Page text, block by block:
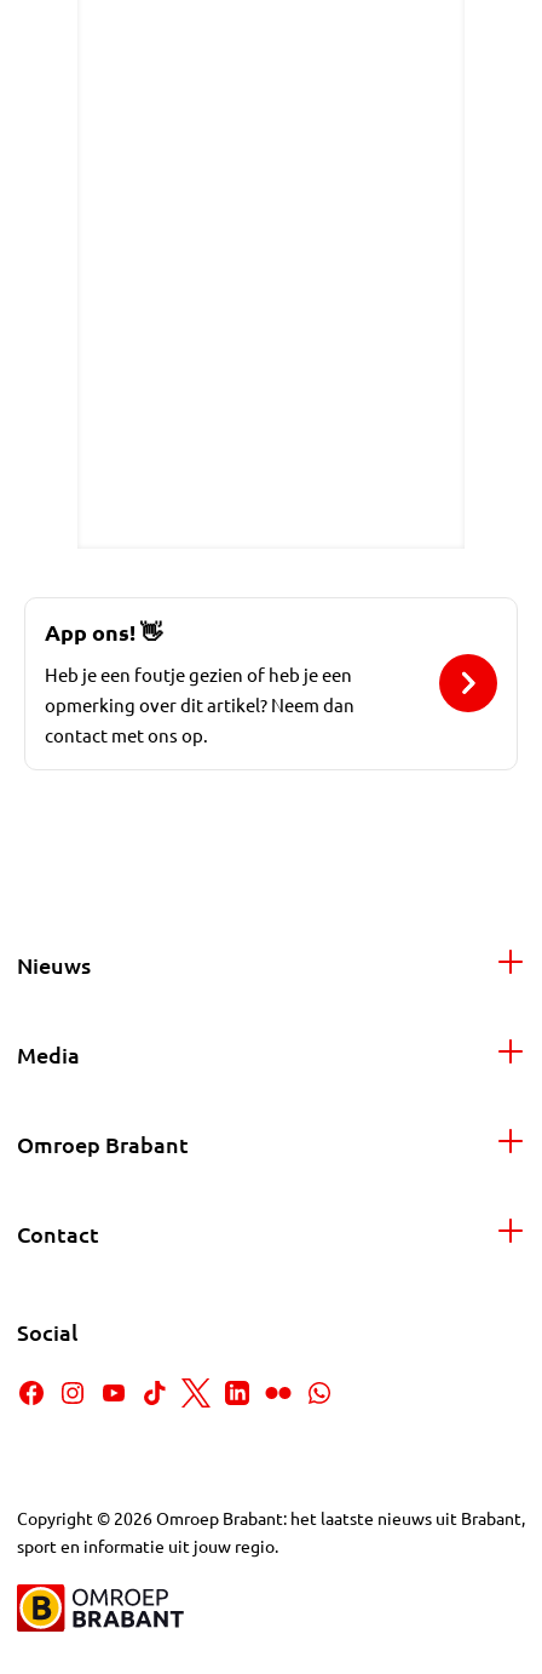
App ons! 👋
Heb je een foutje gezien of heb je een
opmerking over dit artikel? Neem dan
contact met ons op.
Nieuws
Media
Omroep Brabant
Contact
Social
Copyright © 2026Omroep Brabant: het laatste nieuws uit Brabant,
sport en informatie uit jouw regio.